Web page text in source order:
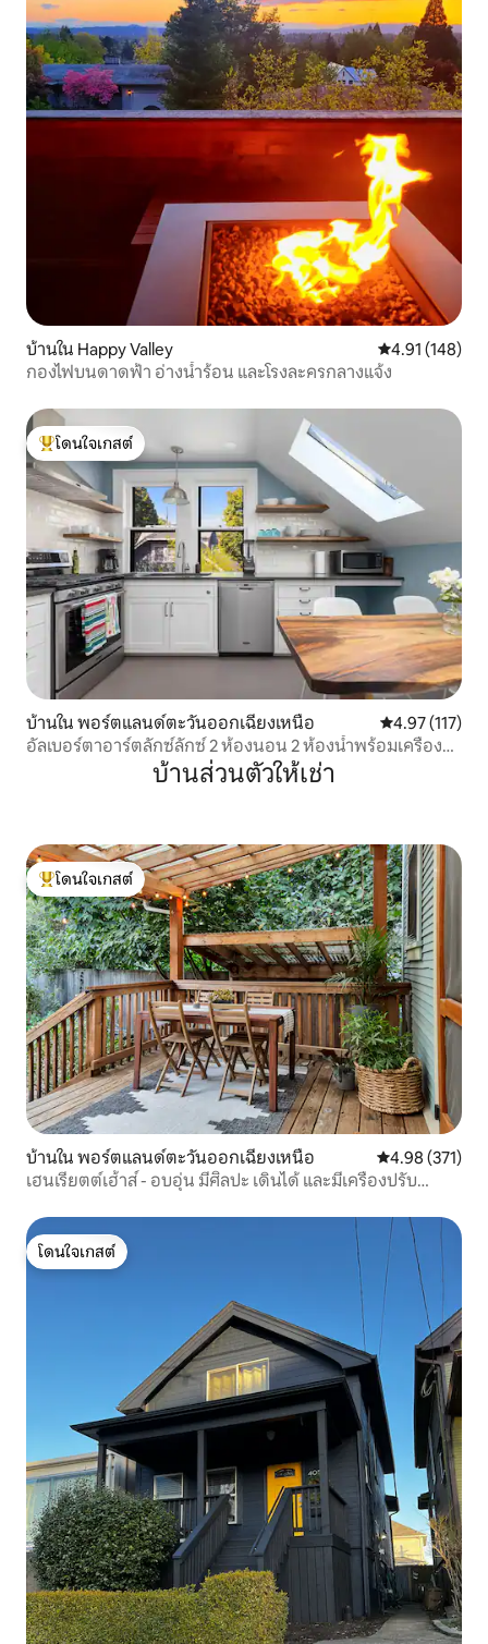
บ้านใน Happy Valley คะแนนเฉลี่ย
4.91 (148)
กองไฟบนดาดฟ้า อ่างน้ำร้อน และโรงละครกลางแจ้ง
โดนใจเกสต์ที่สุด
โดนใจเกสต์
บ้านใน พอร์ตแลนด์ตะวันออกเฉียงเหนือ คะแนนเฉลี่ย
4.97 (117)
อัลเบอร์ตาอาร์ตลักซ์ลักซ์ 2 ห้องนอน 2 ห้องน้ำพร้อมเครื่อง
บ้านส่วนตัวให้เช่า
โดนใจเกสต์ที่สุด
โดนใจเกสต์
บ้านใน พอร์ตแลนด์ตะวันออกเฉียงเหนือ คะแนนเฉลี่ย
4.98 (371)
เฮนเรียตต์เฮ้าส์ - อบอุ่น มีศิลปะ เดินได้ และมีเครื่องปรับ
โดนใจเกสต์
โดนใจเกสต์